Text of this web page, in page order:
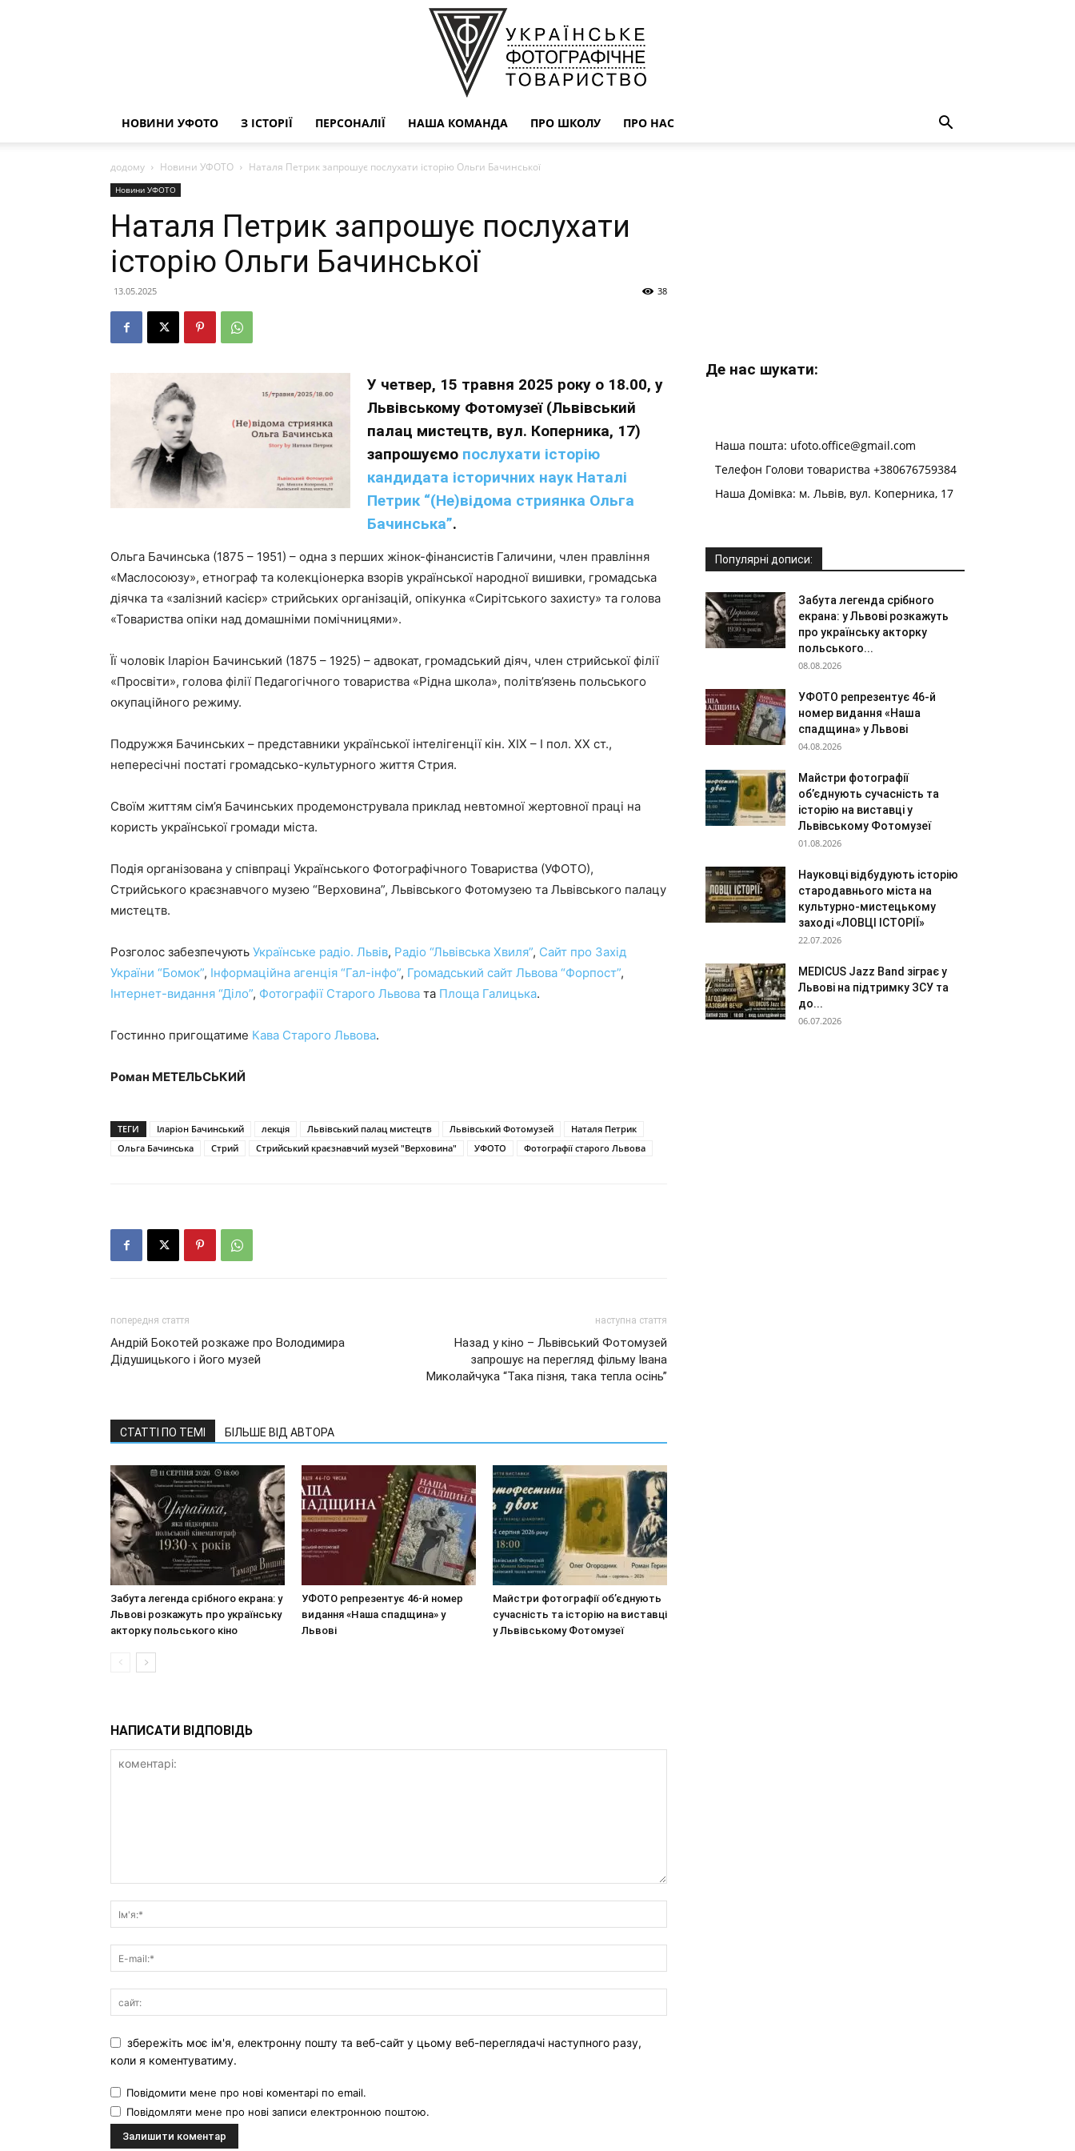
НОВИНИ УФОТО З ІСТОРІЇ ПЕРСОНАЛІЇ НАША КОМАНДА ПРО ШКОЛУ ПРО НАС
додому Новини УФОТО Наталя Петрик запрошує послухати історію Ольги Бачинської
Новини УФОТО
Наталя Петрик запрошує послухати
історію Ольги Бачинської
13.05.2025 38
У четвер, 15 травня 2025 року о 18.00, у
Львівському Фотомузеї (Львівський
палац мистецтв, вул. Коперника, 17)
запрошуємо послухати історію
кандидата історичних наук Наталі
Петрик “(Не)відома стриянка Ольга
Бачинська”.
Ольга Бачинська (1875 – 1951) – одна з перших жінок-фінансистів Галичини, член правління
«Маслосоюзу», етнограф та колекціонерка взорів української народної вишивки, громадська
діячка та «залізний касієр» стрийських організацій, опікунка «Сирітського захисту» та голова
«Товариства опіки над домашніми помічницями».
Її чоловік Іларіон Бачинський (1875 – 1925) – адвокат, громадський діяч, член стрийської філії
«Просвіти», голова філії Педагогічного товариства «Рідна школа», політв’язень польського
окупаційного режиму.
Подружжя Бачинських – представники української інтелігенції кін. ХІХ – І пол. ХХ ст.,
непересічні постаті громадсько-культурного життя Стрия.
Своїм життям сім’я Бачинських продемонструвала приклад невтомної жертовної праці на
користь української громади міста.
Подія організована у співпраці Українського Фотографічного Товариства (УФОТО),
Стрийського краєзнавчого музею “Верховина”, Львівського Фотомузею та Львівського палацу
мистецтв.
Розголос забезпечують Українське радіо. Львів, Радіо “Львівська Хвиля”, Сайт про Захід
України “Бомок”, Інформаційна агенція “Гал-інфо”, Громадський сайт Львова “Форпост”,
Інтернет-видання “Діло”, Фотографії Старого Львова та Площа Галицька.
Гостинно пригощатиме Кава Старого Львова.
Роман МЕТЕЛЬСЬКИЙ
ТЕГИ Іларіон Бачинський лекція Львівський палац мистецтв Львівський Фотомузей
Наталя Петрик
Ольга Бачинська
Стрий Стрийський краєзнавчий музей "Верховина" УФОТО Фотографії старого Львова
попередня стаття
Андрій Бокотей розкаже про Володимира
Дідушицького і його музей
наступна стаття
Назад у кіно – Львівський Фотомузей
запрошує на перегляд фільму Івана
Миколайчука “Така пізня, така тепла осінь”
СТАТТІ ПО ТЕМІ БІЛЬШЕ ВІД АВТОРА
Забута легенда срібного екрана: у
Львові розкажуть про українську
акторку польського кіно
УФОТО репрезентує 46-й номер
видання «Наша спадщина» у
Львові
Майстри фотографії об’єднують
сучасність та історію на виставці
у Львівському Фотомузеї
НАПИСАТИ ВІДПОВІДЬ
збережіть моє ім'я, електронну пошту та веб-сайт у цьому веб-переглядачі наступного разу,
коли я коментуватиму.
Повідомити мене про нові коментарі по email.
Повідомляти мене про нові записи електронною поштою.
Де нас шукати:
Наша пошта: ufoto.office@gmail.com
Телефон Голови товариства +380676759384
Наша Домівка: м. Львів, вул. Коперника, 17
Популярні дописи:
Забута легенда срібного
екрана: у Львові розкажуть
про українську акторку
польського...
08.08.2026
УФОТО репрезентує 46-й
номер видання «Наша
спадщина» у Львові
04.08.2026
Майстри фотографії
об’єднують сучасність та
історію на виставці у
Львівському Фотомузеї
01.08.2026
Науковці відбудують історію
стародавнього міста на
культурно-мистецькому
заході «ЛОВЦІ ІСТОРІЇ»
22.07.2026
MEDICUS Jazz Band зіграє у
Львові на підтримку ЗСУ та
до...
06.07.2026